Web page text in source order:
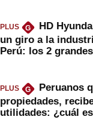
PLUS G
HD
un giro a la
Perú: los 2
PLUS G
Peruanos
propiedades,
utilidades: ¿cuál